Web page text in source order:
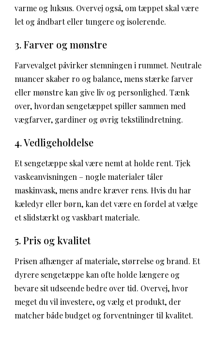
varme og luksus. Overvej også, om tæppet skal være
let og åndbart eller tungere og isolerende.
3. Farver og mønstre
Farvevalget påvirker stemningen i rummet. Neutrale
nuancer skaber ro og balance, mens stærke farver
eller mønstre kan give liv og personlighed. Tænk
over, hvordan sengetæppet spiller sammen med
vægfarver, gardiner og øvrig tekstilindretning.
4. Vedligeholdelse
Et sengetæppe skal være nemt at holde rent. Tjek
vaskeanvisningen – nogle materialer tåler
maskinvask, mens andre kræver rens. Hvis du har
kæledyr eller børn, kan det være en fordel at vælge
et slidstærkt og vaskbart materiale.
5. Pris og kvalitet
Prisen afhænger af materiale, størrelse og brand. Et
dyrere sengetæppe kan ofte holde længere og
bevare sit udseende bedre over tid. Overvej, hvor
meget du vil investere, og vælg et produkt, der
matcher både budget og forventninger til kvalitet.